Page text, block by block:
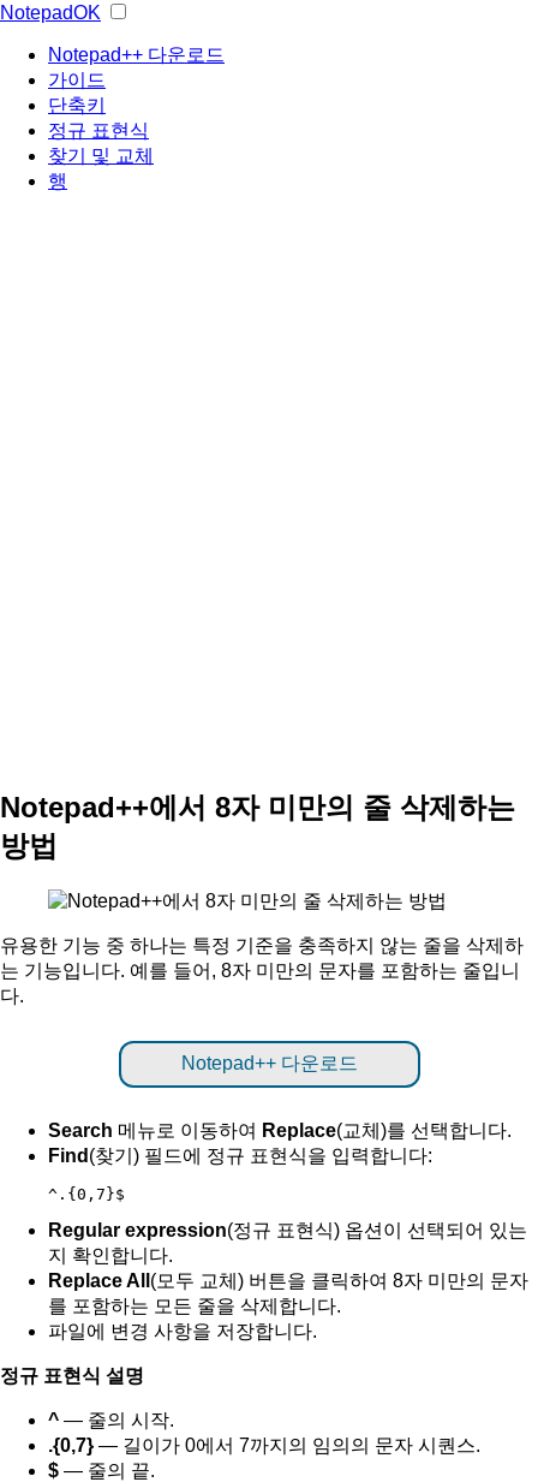
NotepadOK
Notepad++ 다운로드
가이드
단축키
정규 표현식
찾기 및 교체
행
Notepad++에서 8자 미만의 줄 삭제하는
방법
유용한 기능 중 하나는 특정 기준을 충족하지 않는 줄을 삭제하
는 기능입니다. 예를 들어, 8자 미만의 문자를 포함하는 줄입니
다.
Notepad++ 다운로드
Search 메뉴로 이동하여 Replace(교체)를 선택합니다.
Find (찾기) 필드에 정규 표현식을 입력합니다:
^.{0,7}$
Regular expression(정규 표현식) 옵션이 선택되어 있는
지 확인합니다.
Replace All (모두 교체) 버튼을 클릭하여 8자 미만의 문자
를 포함하는 모든 줄을 삭제합니다.
파일에 변경 사항을 저장합니다.
정규 표현식 설명
^ — 줄의 시작.
.{0,7} — 길이가 0에서 7까지의 임의의 문자 시퀀스.
$ — 줄의 끝.